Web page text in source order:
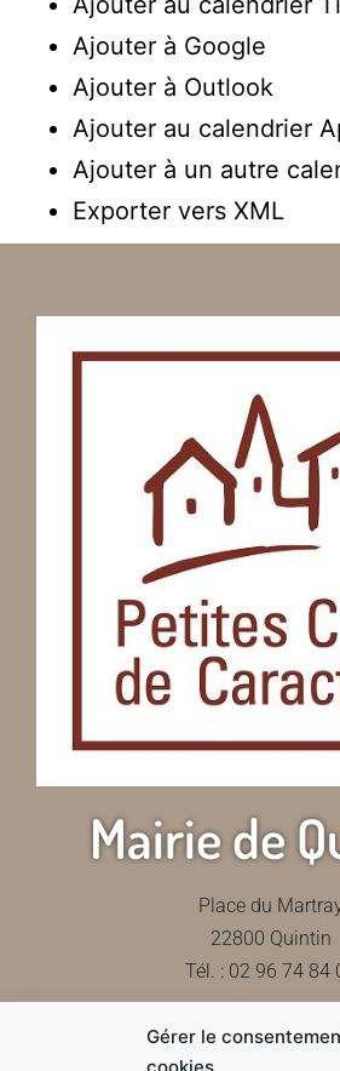
Gérer le
Ajouter à Google
Ajouter à Outlook
Ajouter au calendrier
Ajouter à un autre
Exporter vers XML
Mairie de
Place du
22800 Quintin
Tél. : 02 96 74 84
Contactez-nous